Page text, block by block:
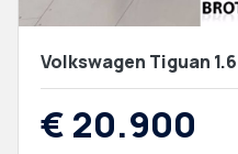
Volkswagen Tiguan
€ 20.900